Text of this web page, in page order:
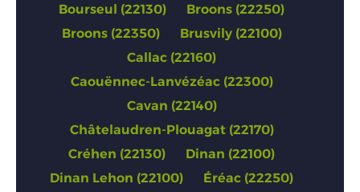
Bourseul (22130)
Broons (22250)
Broons (22350)
Brusvily (22100)
Callac (22160)
Caouënnec-Lanvézéac (22300)
Cavan (22140)
Châtelaudren-Plouagat (22170)
Créhen (22130)
Dinan (22100)
Dinan Lehon (22100)
Éréac (22250)